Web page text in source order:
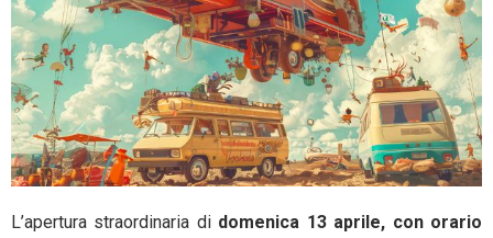
L’apertura straordinaria di domenica 13 aprile, con orario